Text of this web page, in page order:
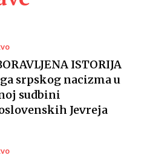
ISTORIJA
srpskog nacizma u
sudbini
Jevreja